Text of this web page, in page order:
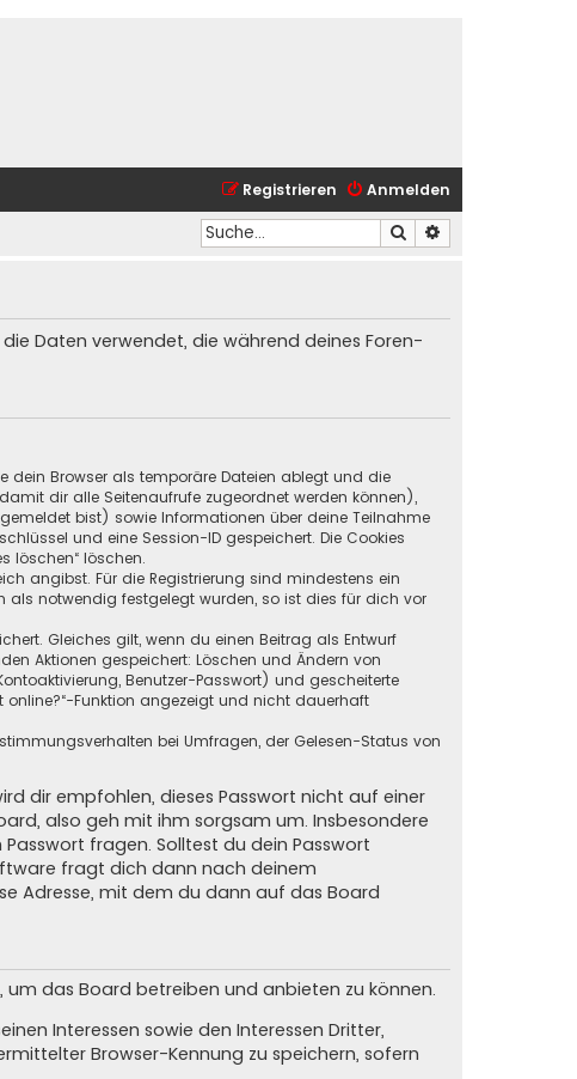
Anmelden
Registrieren
Suche
Daten verwendet, die während deines Foren-
dein Browser als temporäre Dateien ablegt und die
dir alle Seitenaufrufe zugeordnet werden können),
bist) sowie Informationen über deine Teilnahme
und eine Session-ID gespeichert. Die Cookies
löschen“ löschen.
angibst. Für die Registrierung sind mindestens ein
als notwendig festgelegt wurden, so ist dies für dich vor
Gleiches gilt, wenn du einen Beitrag als Entwurf
Aktionen gespeichert: Löschen und Ändern von
Benutzer-Passwort) und gescheiterte
online?“-Funktion angezeigt und nicht dauerhaft
bei Umfragen, der Gelesen-Status von
dir empfohlen, dieses Passwort nicht auf einer
also geh mit ihm sorgsam um. Insbesondere
fragen. Solltest du dein Passwort
fragt dich dann nach deinem
Adresse, mit dem du dann auf das Board
das Board betreiben und anbieten zu können.
Interessen sowie den Interessen Dritter,
Browser-Kennung zu speichern, sofern